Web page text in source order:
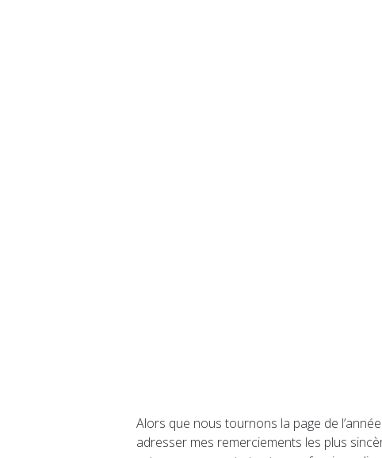
Alors que nous tournons la page de
adresser mes remerciements les plus